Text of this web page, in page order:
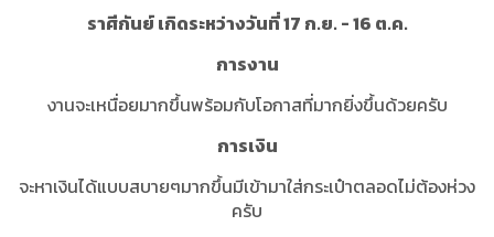
ราศีกันย์ เกิดระหว่างวันที่ 17 ก.ย. - 16 ต.ค.
การงาน
งานจะเหนื่อยมากขึ้นพร้อมกับโอกาสที่มากยิ่งขึ้นด้วยครับ
การเงิน
จะหาเงินได้แบบสบายๆมากขึ้นมีเข้ามาใส่กระเป๋าตลอดไม่ต้องห่วง
ครับ